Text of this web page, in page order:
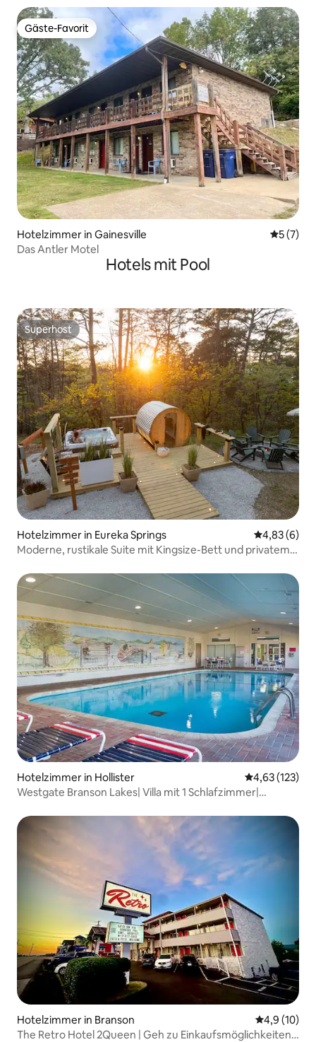
Gäste-Favorit
Gäste-Favorit
Hotelzimmer in Gainesville
5 (7)
Das Antler Motel
Hotels mit Pool
Superhost
Superhost
Hotelzimmer in Eureka Springs
4,83 (6)
Moderne, rustikale Suite mit Kingsize-Bett und privatem
Hotelzimmer in Hollister
4,63 (123)
Westgate Branson Lakes| Villa mit 1 Schlafzimmer|
Hotelzimmer in Branson
4,9 (10)
The Retro Hotel 2Queen | Geh zu Einkaufsmöglichkeiten